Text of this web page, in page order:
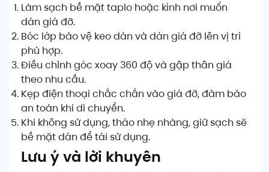
Làm sạch bề mặt taplo hoặc kính nơi muốn
dán giá đỡ.
Bóc lớp bảo vệ keo dán và dán giá đỡ lên vị trí
phù hợp.
Điều chỉnh góc xoay 360 độ và gập thân giá
theo nhu cầu.
Kẹp điện thoại chắc chắn vào giá đỡ, đảm bảo
an toàn khi di chuyển.
Khi không sử dụng, tháo nhẹ nhàng, giữ sạch sẽ
bề mặt dán để tái sử dụng.
Lưu ý và lời khuyên